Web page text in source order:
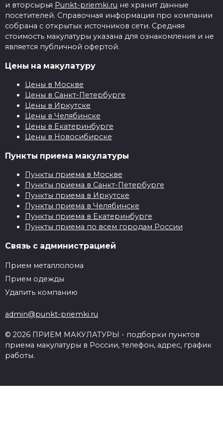
и вторсырья Punkt-priemki.ru не хранит данные
посетителей. Справочная информация про компании
собрана с открытых источников сети. Средняя
стоимость макулатуры указана для ознакомления и не
является публичной офертой.
Цены на макулатуру
Цены в Москве
Цены в Санкт-Петербурге
Цены в Иркутске
Цены в Челябинске
Цены в Екатеринбурге
Цены в Новосибирске
Пункты приема макулатуры
Пункты приема в Москве
Пункты приема в Санкт-Петербурге
Пункты приема в Иркутске
Пункты приема в Челябинске
Пункты приема в Екатеринбурге
Пункты приема по всем городам России
Связь с администрацией
Прием металлолома
Прием одежды
Удалить компанию
admin@punkt-priemki.ru
© 2026 ПРИЕМ МАКУЛАТУРЫ - подборки пунктов
приема макулатуры в России, телефон, адрес, график
работы.